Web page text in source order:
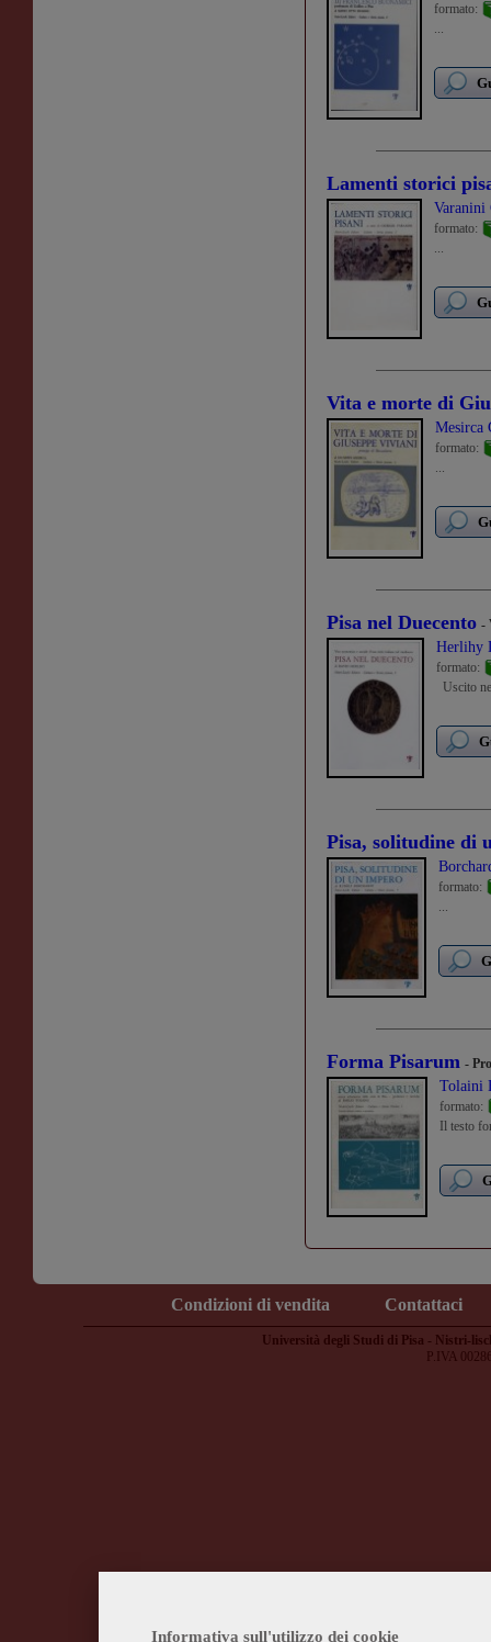
Informativa sull'utilizzo dei cookie
formato:
...
Lamenti storici
Varanini
formato:
...
Vita e morte di
Mesirca
formato:
...
Pisa nel Duecento -
Herlihy
formato:
Uscito
Pisa, solitudine di
formato:
...
Forma Pisarum -
Tolaini
formato:
Il testo
Condizioni di vendita Contattaci
Università degli Studi di Pisa - Nistri-
P.IVA